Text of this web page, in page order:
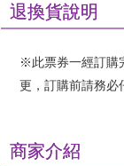
退換貨說明
※此票券一經訂購
更，訂購前請務必
商家介紹